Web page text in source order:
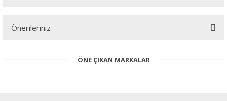
Önerileriniz
konularda yetersiz gördüğünüz noktaları öneri formunu kullanarak
ÖNE ÇIKAN MARKALAR